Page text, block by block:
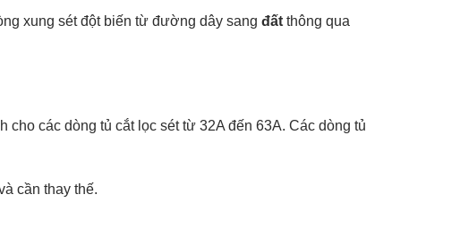
xung sét đột biến từ đường dây sang đấtthông qua
cho các dòng tủ cắt lọc sét từ 32A đến 63A. Các dòng tủ
cần thay thế.